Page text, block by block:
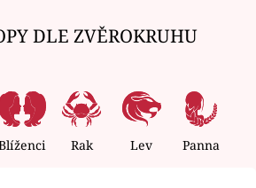
DLE ZVĚROKRUHU
Rak Lev Panna